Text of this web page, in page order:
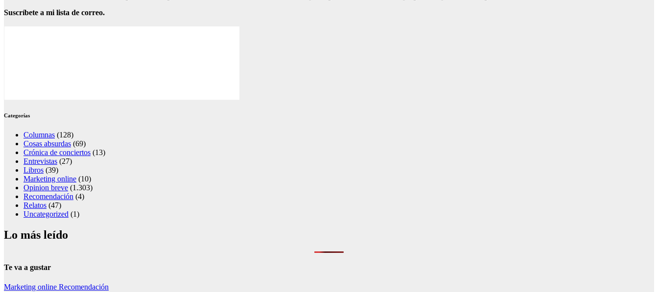
Suscríbete a mi lista de correo.
Categorías
Columnas (128)
Cosas absurdas (69)
Crónica de conciertos (13)
Entrevistas (27)
Libros (39)
Marketing online (10)
Opinion breve (1.303)
Recomendación (4)
Relatos (47)
Uncategorized (1)
Lo más leído
Te va a gustar
Marketing online Recomendación